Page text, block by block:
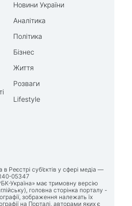
Новини України
Аналітика
Політика
Бізнес
Життя
Розваги
Lifestyle
в Реєстрі суб’єктів у сфері медіа —
05347
Україна» має тримовну версію
головна сторінка порталу -
зображення належать їх
на Порталі, авторами яких є